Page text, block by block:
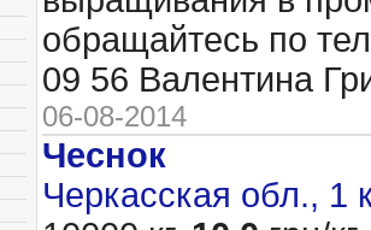
обращайтесь по
09 56 Валентина
06-08-2014
Чеснок
Черкасская обл., 1